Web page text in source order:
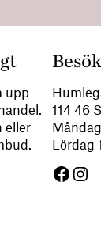
upp
eller
114 46
Lördag